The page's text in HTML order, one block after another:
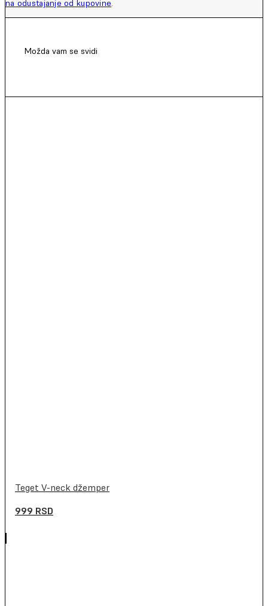
na odustajanje od kupovine.
Možda vam se svidi
Teget V-neck džemper
999 RSD